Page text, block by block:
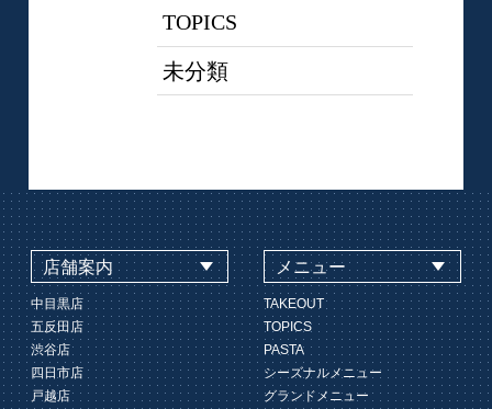
TOPICS
未分類
店舗案内
中目黒店
五反田店
渋谷店
四日市店
戸越店
メニュー
TAKEOUT
TOPICS
PASTA
シーズナルメニュー
グランドメニュー